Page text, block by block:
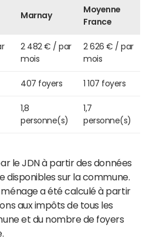
Marnay
Moyenne
France
2 482 € / par
mois
2 626 € / par
mois
407 foyers 1 107 foyers
1,8
personne(s)
1,7
personne(s)
le JDN à partir des données
disponibles sur la commune.
a été calculé à partir
aux impôts de tous les
et du nombre de foyers